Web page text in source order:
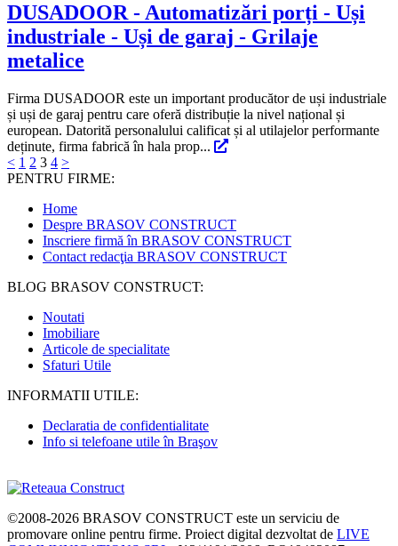
DUSADOOR - Automatizări porți - Uși
industriale - Uși de garaj - Grilaje
metalice
Firma DUSADOOR este un important producător de uși industriale
și uși de garaj pentru care oferă distribuție la nivel național și
european. Datorită personalului calificat și al utilajelor performante
deținute, firma fabrică în hala prop...
< 1 2 3 4 >
PENTRU FIRME:
Home
Despre BRASOV CONSTRUCT
Inscriere firmă în BRASOV CONSTRUCT
Contact redacţia BRASOV CONSTRUCT
BLOG BRASOV CONSTRUCT:
Noutati
Imobiliare
Articole de specialitate
Sfaturi Utile
INFORMATII UTILE:
Declaratia de confidentialitate
Info si telefoane utile în Braşov
©2008-2026 BRASOV CONSTRUCT este un serviciu de
promovare online pentru firme. Proiect digital dezvoltat de LIVE